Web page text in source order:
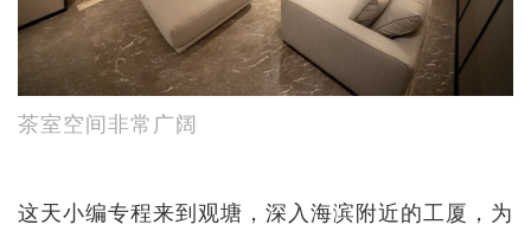
茶室空间非常广阔
这天小编专程来到观塘，深入海滨附近的工厦，为